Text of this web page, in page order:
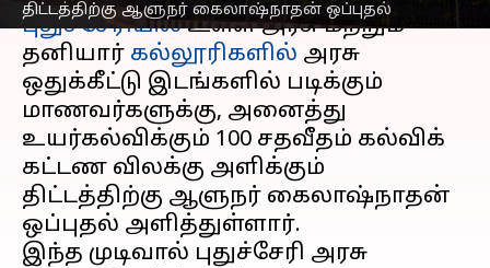
திட்டத்திற்கு ஆளுநர் கைலாஷ்நாதன் ஒப்புதல்
புதுச்சேரியில்உள்ள அரசு மற்றும்
தனியார் கல்லூரிகளில் அரசு
ஒதுக்கீட்டு இடங்களில் படிக்கும்
மாணவர்களுக்கு, அனைத்து
உயர்கல்விக்கும் 100 சதவீதம் கல்விக்
கட்டண விலக்கு அளிக்கும்
திட்டத்திற்கு ஆளுநர் கைலாஷ்நாதன்
ஒப்புதல் அளித்துள்ளார்.
இந்த முடிவால் புதுச்சேரி அரசு